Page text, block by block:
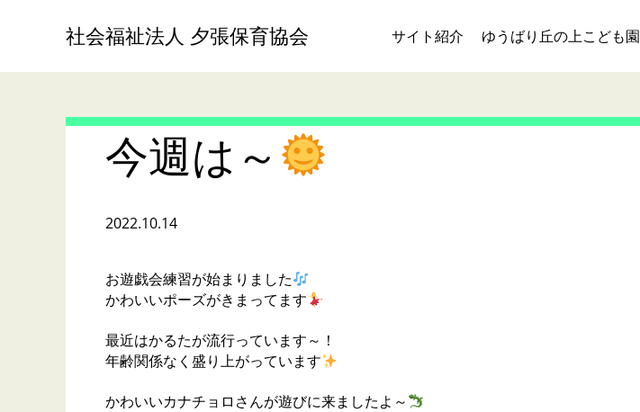
社会福祉法人 夕張保育協会 サイト紹介 ゆうばり丘の上こども園
今週は～
2022.10.14
お遊戯会練習が始まりました
かわいいポーズがきまってます
最近はかるたが流行っています～！
年齢関係なく盛り上がっています
かわいいカナチョロさんが遊びに来ましたよ～